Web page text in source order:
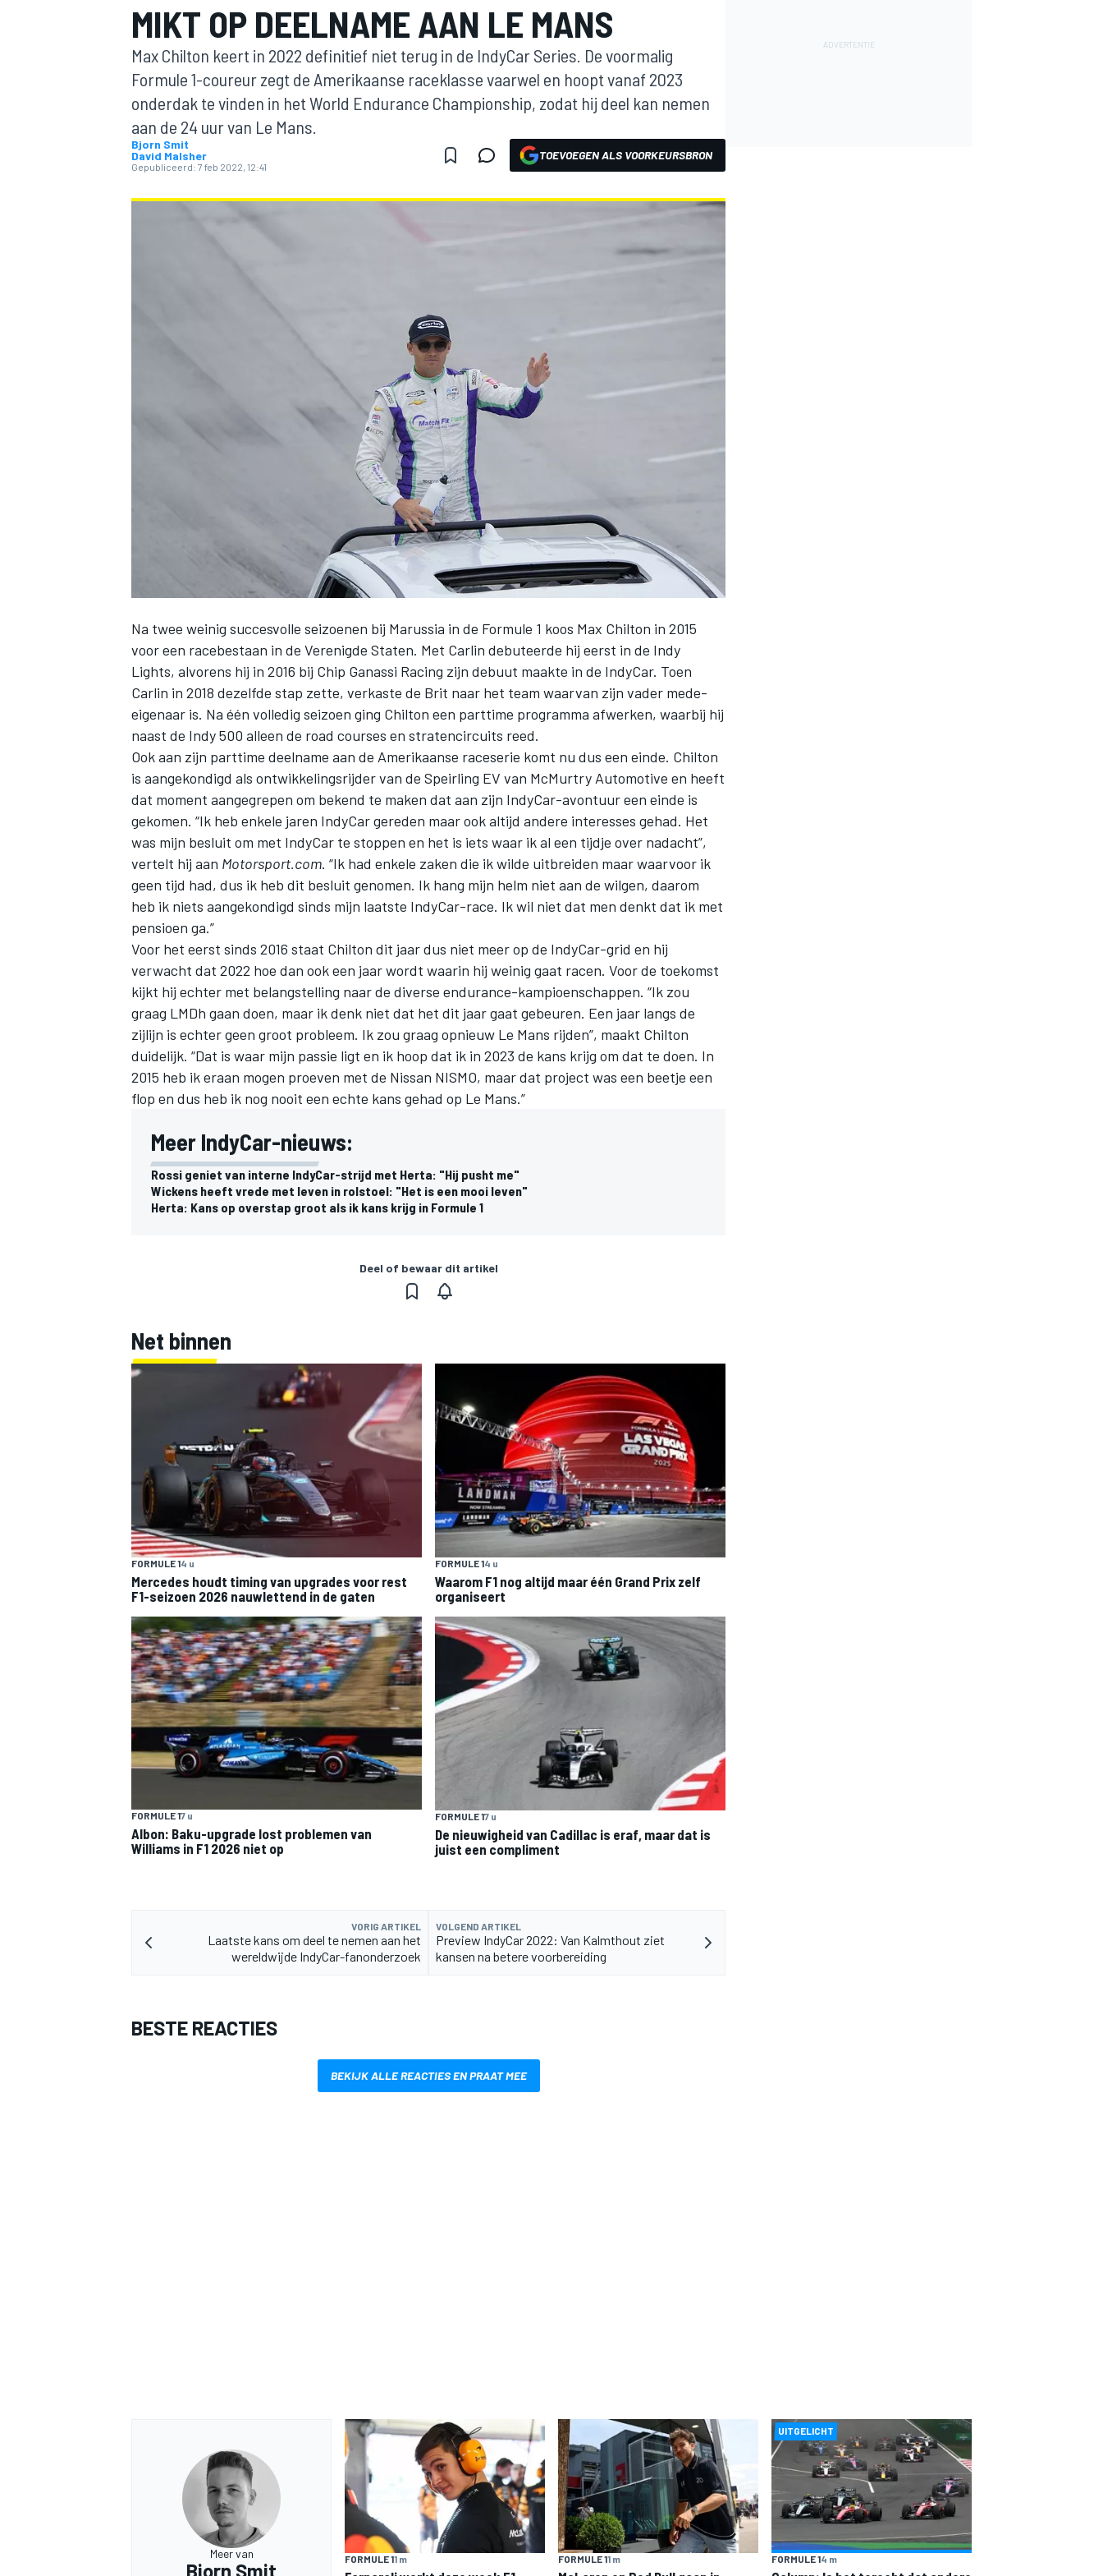
MOTOGP
WEC DTM
MIKT OP DEELNAME AAN LE MANS
Max Chilton keert in 2022 definitief niet terug in de IndyCar Series. De voormalig
Formule 1-coureur zegt de Amerikaanse raceklasse vaarwel en hoopt vanaf 2023
onderdak te vinden in het World Endurance Championship, zodat hij deel kan nemen
aan de 24 uur van Le Mans.
Bjorn Smit
David Malsher
Gepubliceerd: 7 feb 2022, 12:41
TOEVOEGEN ALS VOORKEURSBRON
Na twee weinig succesvolle seizoenen bij Marussia in de Formule 1 koos Max Chilton in 2015
voor een racebestaan in de Verenigde Staten. Met Carlin debuteerde hij eerst in de Indy
Lights, alvorens hij in 2016 bij Chip Ganassi Racing zijn debuut maakte in de IndyCar. Toen
Carlin in 2018 dezelfde stap zette, verkaste de Brit naar het team waarvan zijn vader mede-
eigenaar is. Na één volledig seizoen ging Chilton een parttime programma afwerken, waarbij hij
naast de Indy 500 alleen de road courses en stratencircuits reed.
Ook aan zijn parttime deelname aan de Amerikaanse raceserie komt nu dus een einde. Chilton
is aangekondigd als ontwikkelingsrijder van de Speirling EV van McMurtry Automotive en heeft
dat moment aangegrepen om bekend te maken dat aan zijn IndyCar-avontuur een einde is
gekomen. “Ik heb enkele jaren IndyCar gereden maar ook altijd andere interesses gehad. Het
was mijn besluit om met IndyCar te stoppen en het is iets waar ik al een tijdje over nadacht”,
vertelt hij aan Motorsport.com. “Ik had enkele zaken die ik wilde uitbreiden maar waarvoor ik
geen tijd had, dus ik heb dit besluit genomen. Ik hang mijn helm niet aan de wilgen, daarom
heb ik niets aangekondigd sinds mijn laatste IndyCar-race. Ik wil niet dat men denkt dat ik met
pensioen ga.”
Voor het eerst sinds 2016 staat Chilton dit jaar dus niet meer op de IndyCar-grid en hij
verwacht dat 2022 hoe dan ook een jaar wordt waarin hij weinig gaat racen. Voor de toekomst
kijkt hij echter met belangstelling naar de diverse endurance-kampioenschappen. “Ik zou
graag LMDh gaan doen, maar ik denk niet dat het dit jaar gaat gebeuren. Een jaar langs de
zijlijn is echter geen groot probleem. Ik zou graag opnieuw Le Mans rijden”, maakt Chilton
duidelijk. “Dat is waar mijn passie ligt en ik hoop dat ik in 2023 de kans krijg om dat te doen. In
2015 heb ik eraan mogen proeven met de Nissan NISMO, maar dat project was een beetje een
flop en dus heb ik nog nooit een echte kans gehad op Le Mans.”
Meer IndyCar-nieuws:
Rossi geniet van interne IndyCar-strijd met Herta: "Hij pusht me"
Wickens heeft vrede met leven in rolstoel: "Het is een mooi leven"
Herta: Kans op overstap groot als ik kans krijg in Formule 1
Deel of bewaar dit artikel
Net binnen
FORMULE 14 u
Mercedes houdt timing van upgrades voor rest
F1-seizoen 2026 nauwlettend in de gaten
FORMULE 14 u
Waarom F1 nog altijd maar één Grand Prix zelf
organiseert
FORMULE 17 u
Albon: Baku-upgrade lost problemen van
Williams in F1 2026 niet op
FORMULE 17 u
De nieuwigheid van Cadillac is eraf, maar dat is
juist een compliment
VORIG ARTIKEL
Laatste kans om deel te nemen aan het
wereldwijde IndyCar-fanonderzoek
VOLGEND ARTIKEL
Preview IndyCar 2022: Van Kalmthout ziet
kansen na betere voorbereiding
BESTE REACTIES
BEKIJK ALLE REACTIES EN PRAAT MEE
Meer van
Bjorn Smit
FORMULE 11 m FORMULE 11 m
UITGELICHT
FORMULE 14 m